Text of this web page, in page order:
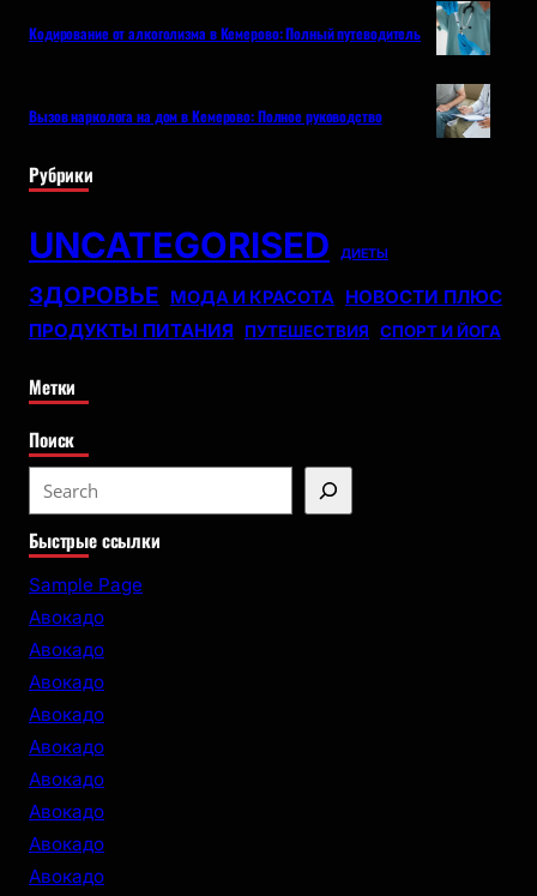
Кодирование от алкоголизма в Кемерово: Полный путеводитель
Вызов нарколога на дом в Кемерово: Полное руководство
Рубрики
UNCATEGORISED ДИЕТЫ
ЗДОРОВЬЕ МОДА И КРАСОТА НОВОСТИ ПЛЮС
ПРОДУКТЫ ПИТАНИЯ
ПУТЕШЕСТВИЯ СПОРТ И ЙОГА
Метки
Поиск
e
a
r
Быстрые ссылки
Sample Page
Авокадо
Авокадо
Авокадо
Авокадо
Авокадо
Авокадо
Авокадо
Авокадо
Авокадо